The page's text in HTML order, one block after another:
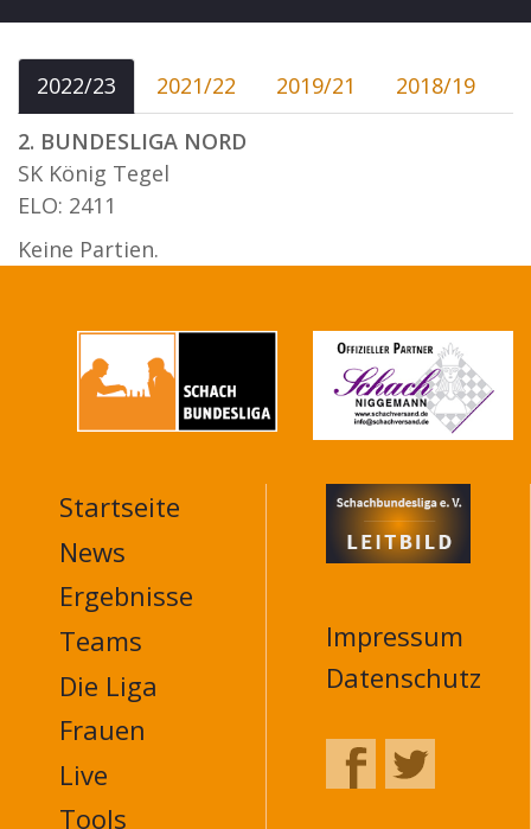
2022/23 2021/22 2019/21
2018/19
2. BUNDESLIGA NORD
SK König Tegel
ELO: 2411
Keine Partien.
MAIN
NAVIGATION
FOOTER
Startseite
News
Ergebnisse
Teams
Die Liga
Frauen
Live
Tools
Impressum
Datenschutz